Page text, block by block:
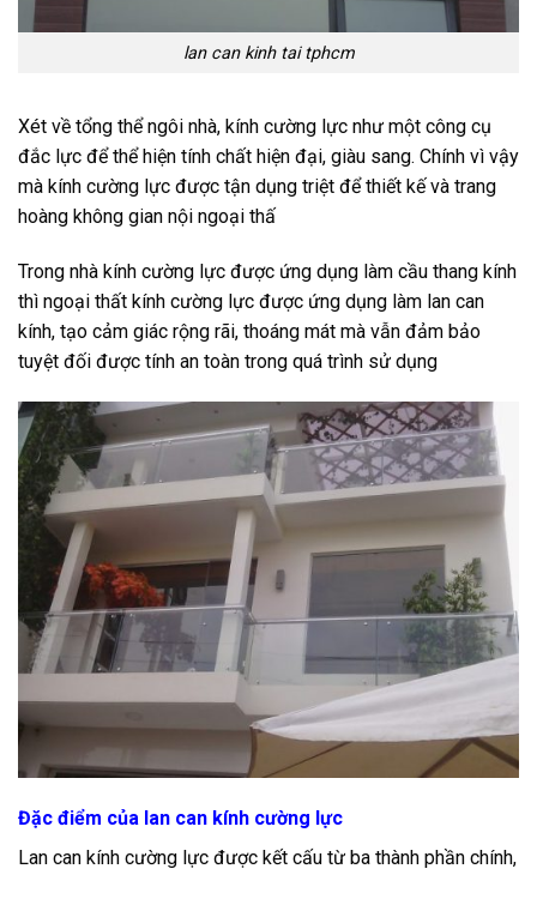
lan can kinh tai tphcm
Xét về tổng thể ngôi nhà, kính cường lực như một công cụ
đắc lực để thể hiện tính chất hiện đại, giàu sang. Chính vì vậy
mà kính cường lực được tận dụng triệt để thiết kế và trang
hoàng không gian nội ngoại thấ
Trong nhà kính cường lực được ứng dụng làm cầu thang kính
thì ngoại thất kính cường lực được ứng dụng làm lan can
kính, tạo cảm giác rộng rãi, thoáng mát mà vẫn đảm bảo
tuyệt đối được tính an toàn trong quá trình sử dụng
Đặc điểm của lan can kính cường lực
Lan can kính cường lực được kết cấu từ ba thành phần chính,